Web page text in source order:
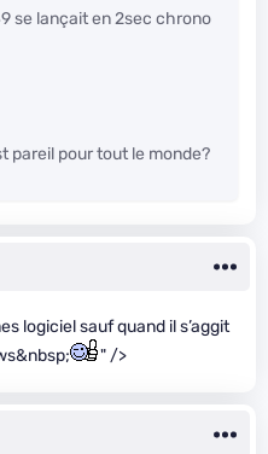
se lançait en 2sec chrono
pareil pour tout le monde?
logiciel sauf quand il s’aggit
" />